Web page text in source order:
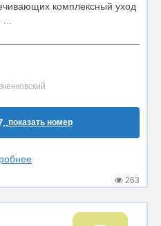
комплексный уход
показать номер
263